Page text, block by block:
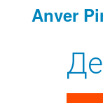
Anver